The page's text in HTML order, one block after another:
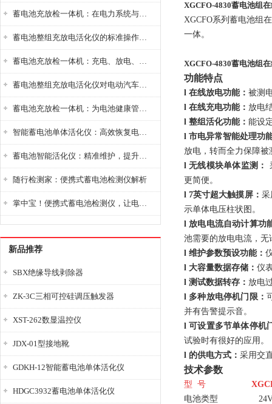
蓄电池充放检一体机：在电力系统与储能设备中的创新应用，确保蓄电池性能与可靠性
蓄电池整组充放电活化仪的标准操作流程：从接线设置到充放电参数设定的安全规范
蓄电池充放检一体机：充电、放电、检测三功能集成设备
蓄电池整组充放电活化仪对电动汽车电池有帮助吗？
蓄电池充放检一体机：为电池健康管理提供一站式解决方案
智能蓄电池单体活化仪：高效恢复电池性能，延长蓄电池使用寿命
蓄电池智能活化仪：精准维护，提升电池健康状态
随行检测家：便携式蓄电池检测仪解析
掌中宝！便携式蓄电池检测仪，让电池检测变得简单又快捷！
新品推荐
SBX绝缘导线剥除器
ZK-3C三相可控硅调压触发器
XST-262数显温控仪
JDX-01型接地靴
GDKH-12智能蓄电池单体活化仪
HDGC3932蓄电池单体活化仪
XGCFO-4830蓄电池组
XGCFO系列蓄电池组
一体。
XGCFO-4830蓄电池组
功能特点
l 在线放电功能： 被测
l 在线充电功能： 放电
l 整组活化功能： 能设
l市电异常智能处理功
放电，转而全力保障
l无线模块单体监测：
更简便。
l7英寸超大触摸屏： 采
示单体电压柱状图。
l放电电流自动计算功
池需要的放电电流，
l 维护参数预设功能：
l 大容量数据存储： 仪
l 测试数据转存： 放电
l 多种放电停机门限：
并有告警提示音。
l可设置多节单体停机
试验时有很好的应用。
l 的供电方式： 采用交
技术参数
型 号
电池类型